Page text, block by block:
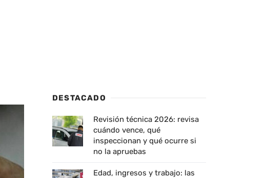
DESTACADO
Revisión técnica 2026: revisa
cuándo vence, qué
inspeccionan y qué ocurre si
no la apruebas
Edad, ingresos y trabajo: las